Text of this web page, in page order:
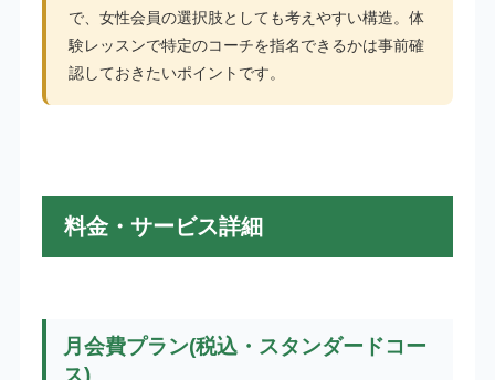
で、女性会員の選択肢としても考えやすい構造。体
験レッスンで特定のコーチを指名できるかは事前確
認しておきたいポイントです。
料金・サービス詳細
月会費プラン(税込・スタンダードコー
ス)